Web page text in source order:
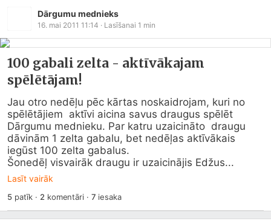
Dārgumu mednieks
16. mai 2011 11:14 · Lasīšanai 1 min
100 gabali zelta - aktīvākajam
spēlētājam!
Jau otro nedēļu pēc kārtas noskaidrojam, kuri no
spēlētājiem  aktīvi aicina savus draugus spēlēt
Dārgumu mednieku. Par katru uzaicināto  draugu
dāvinām 1 zelta gabalu, bet nedēļas aktīvākais
iegūst 100 zelta gabalus.
Šonedēļ visvairāk draugu ir uzaicinājis Edžus...
Lasīt vairāk
5patīk · 2 komentāri · 7 iesaka